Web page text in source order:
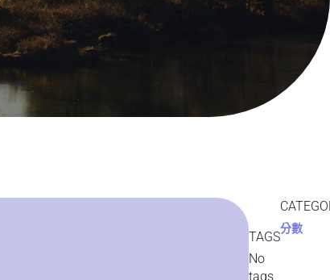
TAGS
No
tags
分數